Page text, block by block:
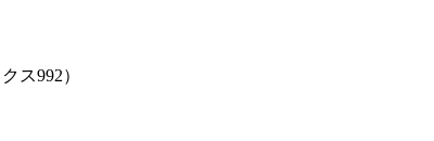
ス992）